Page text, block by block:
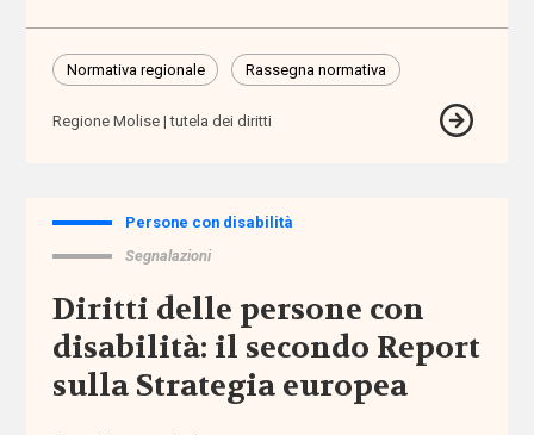
di sostegno
amministrazione
Anac
Anci
Normativa regionale Rassegna normativa
Regione Molise tutela dei diritti
Persone con disabilità
Segnalazioni
Diritti delle persone con
disabilità: il secondo Report
sulla Strategia europea